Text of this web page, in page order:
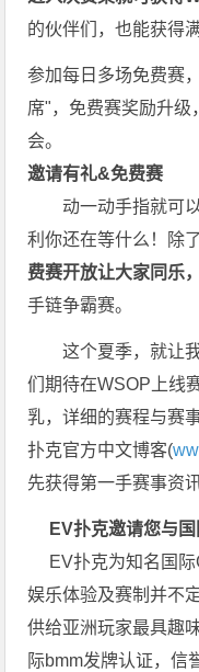
的伙伴们，也能获得
参加每日多场免费赛
席"， 免费赛奖励升级
会。
邀请有礼&免费赛
动一动手指就可
利你还在等什么！除
费赛开放让大家同乐，
手链争霸赛。
这个夏季，就让
们期待在WSOP上线
乳，详细的赛程与赛
扑克官方中文博客(
先获得第一手赛事资讯
EV扑克邀请您与国
EV扑克为知名国际
娱乐体验及赛制并不
供给亚洲玩家最具趣
际bmm发牌认证，信